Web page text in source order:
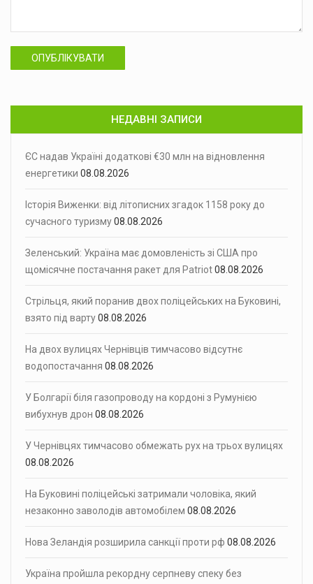
ОПУБЛІКУВАТИ
НЕДАВНІ ЗАПИСИ
ЄС надав Україні додаткові €30 млн на відновлення
енергетики 08.08.2026
Історія Виженки: від літописних згадок 1158 року до
сучасного туризму08.08.2026
Зеленський: Україна має домовленість зі США про
щомісячне постачання ракет для Patriot08.08.2026
Стрільця, який поранив двох поліцейських на Буковині,
взято під варту08.08.2026
На двох вулицях Чернівців тимчасово відсутнє
водопостачання 08.08.2026
У Болгарії біля газопроводу на кордоні з Румунією
вибухнув дрон 08.08.2026
У Чернівцях тимчасово обмежать рух на трьох вулицях
08.08.2026
На Буковині поліцейські затримали чоловіка, який
незаконно заволодів автомобілем 08.08.2026
Нова Зеландія розширила санкції проти рф 08.08.2026
Україна пройшла рекордну серпневу спеку без